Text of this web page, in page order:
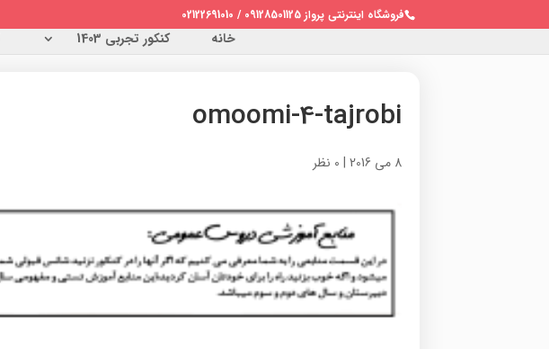
فروشگاه اینترنتی پرواز 09128501125 / 02122691010
خانه کنکور تجربی 1403
omoomi-4-tajrobi
8 می 2016 | 0 نظر